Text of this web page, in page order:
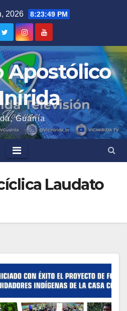
2026 8:23:50 PM
Apostólico
Guanía
Laudato